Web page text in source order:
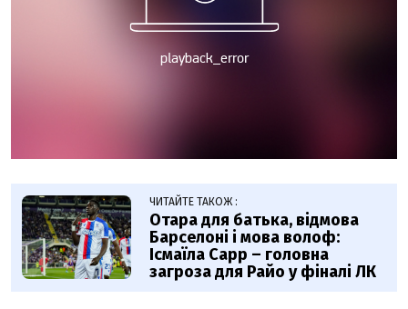
ЧИТАЙТЕ ТАКОЖ :
Отара для батька, відмова
Барселоні і мова волоф:
Ісмаїла Сарр – головна
загроза для Райо у фіналі ЛК